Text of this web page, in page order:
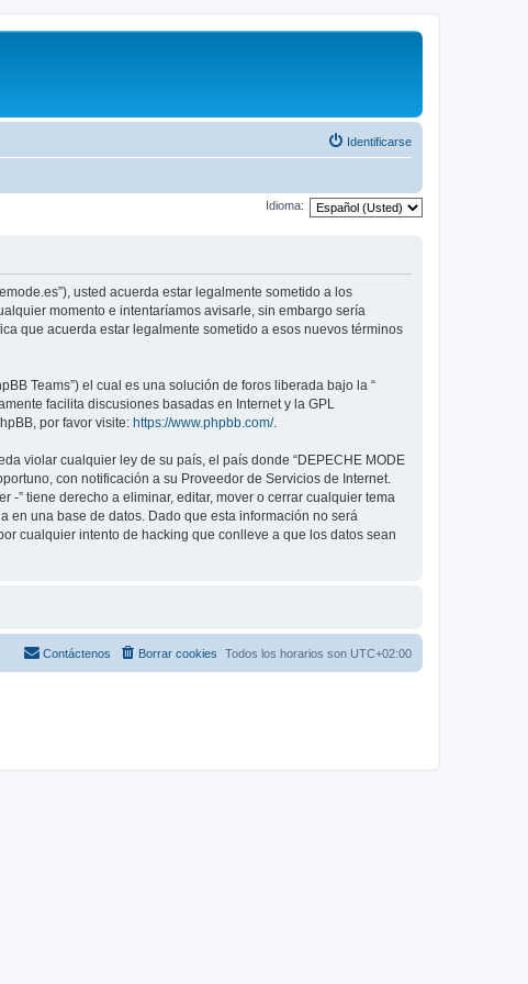
Identificarse
Idioma:
usted acuerda estar legalmente sometido a los
momento e intentaríamos avisarle, sin embargo sería
que acuerda estar legalmente sometido a esos nuevos términos
Teams”) el cual es una solución de foros liberada bajo la “
facilita discusiones basadas en Internet y la GPL
por favor visite: https://www.phpbb.com/.
violar cualquier ley de su país, el país donde “DEPECHE MODE
con notificación a su Proveedor de Servicios de Internet.
-” tiene derecho a eliminar, editar, mover o cerrar cualquier tema
una base de datos. Dado que esta información no será
cualquier intento de hacking que conlleve a que los datos sean
Todos los horarios son UTC+02:00
Borrar cookies
Contáctenos